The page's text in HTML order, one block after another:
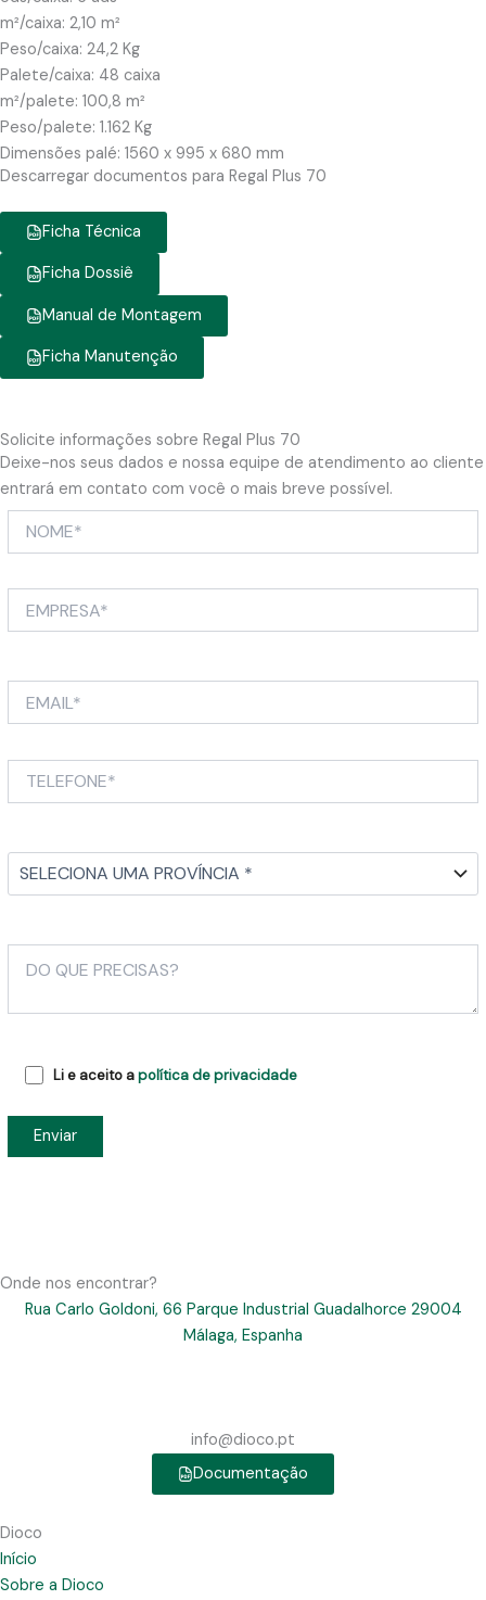
m²/caixa: 2,10 m²
Peso/caixa: 24,2 Kg
Palete/caixa: 48 caixa
m²/palete: 100,8 m²
Peso/palete: 1.162 Kg
Dimensões palé: 1560 x 995 x 680 mm
Descarregar documentos para Regal Plus 70
Ficha Técnica
Ficha Dossiê
Manual de Montagem
Ficha Manutenção
Solicite informações sobre Regal Plus 70
Deixe-nos seus dados e nossa equipe de atendimento ao cliente
entrará em contato com você o mais breve possível.
Li e aceito apolítica de privacidade
Onde nos encontrar?
Rua Carlo Goldoni, 66 Parque Industrial Guadalhorce 29004
Málaga, Espanha
info@dioco.pt
Documentação
Dioco
Início
Sobre a Dioco